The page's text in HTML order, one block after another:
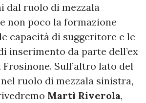
dal ruolo di mezzala
non poco la formazione
capacità di suggeritore e le
inserimento da parte dell’ex
Sull’altro lato del
ruolo di mezzala sinistra,
Martì Riverola,